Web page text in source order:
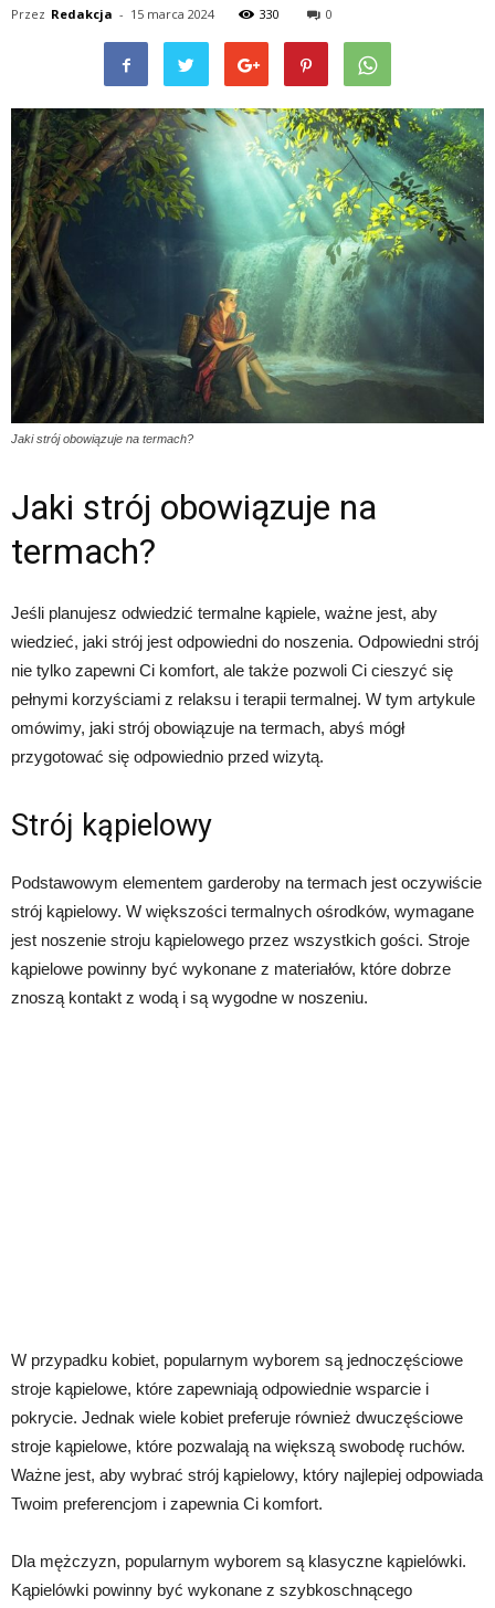
Przez Redakcja - 15 marca 2024 330 0
Jaki strój obowiązuje na termach?
Jaki strój obowiązuje na
termach?
Jeśli planujesz odwiedzić termalne kąpiele, ważne jest, aby
wiedzieć, jaki strój jest odpowiedni do noszenia. Odpowiedni strój
nie tylko zapewni Ci komfort, ale także pozwoli Ci cieszyć się
pełnymi korzyściami z relaksu i terapii termalnej. W tym artykule
omówimy, jaki strój obowiązuje na termach, abyś mógł
przygotować się odpowiednio przed wizytą.
Strój kąpielowy
Podstawowym elementem garderoby na termach jest oczywiście
strój kąpielowy. W większości termalnych ośrodków, wymagane
jest noszenie stroju kąpielowego przez wszystkich gości. Stroje
kąpielowe powinny być wykonane z materiałów, które dobrze
znoszą kontakt z wodą i są wygodne w noszeniu.
W przypadku kobiet, popularnym wyborem są jednoczęściowe
stroje kąpielowe, które zapewniają odpowiednie wsparcie i
pokrycie. Jednak wiele kobiet preferuje również dwuczęściowe
stroje kąpielowe, które pozwalają na większą swobodę ruchów.
Ważne jest, aby wybrać strój kąpielowy, który najlepiej odpowiada
Twoim preferencjom i zapewnia Ci komfort.
Dla mężczyzn, popularnym wyborem są klasyczne kąpielówki.
Kąpielówki powinny być wykonane z szybkoschnącego